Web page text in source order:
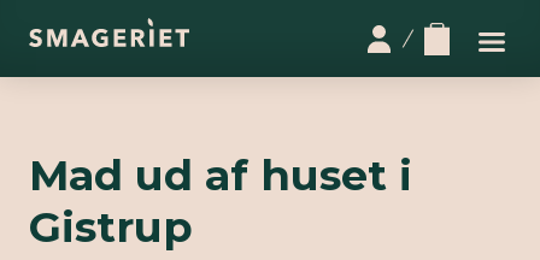
Mad ud af huset i
Gistrup